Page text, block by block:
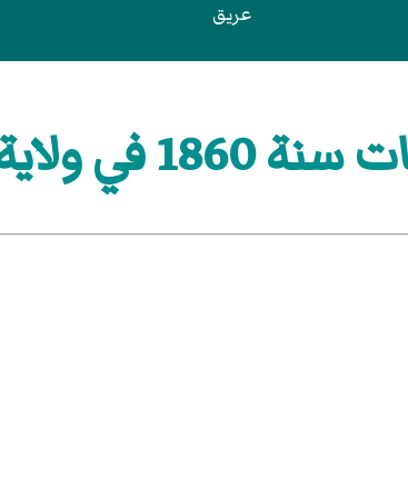
عريق
نيويورك